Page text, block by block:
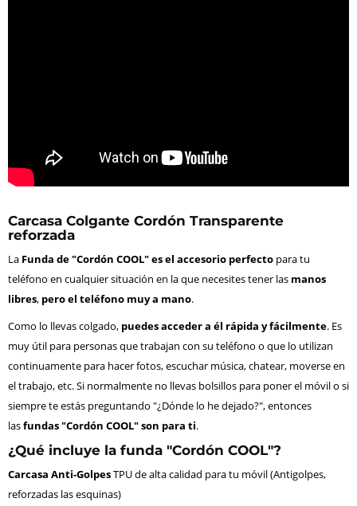
Carcasa Colgante Cordón Transparente
reforzada
La Funda de "Cordón COOL" es el accesorio perfecto para tu
teléfono en cualquier situación en la que necesites tener las manos
libres, pero el teléfono muy a mano.
Como lo llevas colgado, puedes acceder a él rápida y fácilmente. Es
muy útil para personas que trabajan con su teléfono o que lo utilizan
continuamente para hacer fotos, escuchar música, chatear, moverse en
el trabajo, etc. Si normalmente no llevas bolsillos para poner el móvil o si
siempre te estás preguntando "¿Dónde lo he dejado?", entonces
lasfundas "Cordón COOL" son para ti.
¿Qué incluye la funda "Cordón COOL"?
Carcasa Anti-GolpesTPU de alta calidad para tu móvil (Antigolpes,
reforzadas las esquinas)